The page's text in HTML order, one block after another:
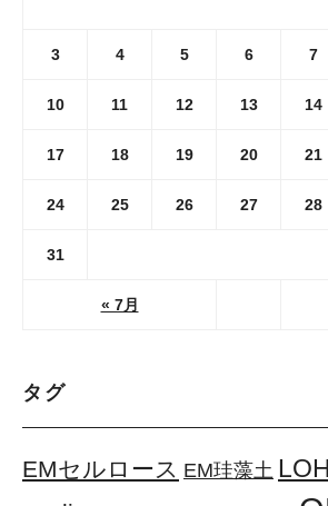
« 7月
3 4 5 6 7
10 11 12 13 14
17 18 19 20 21
24 25 26 27 28
31
タグ
EMセルロース EM珪藻土